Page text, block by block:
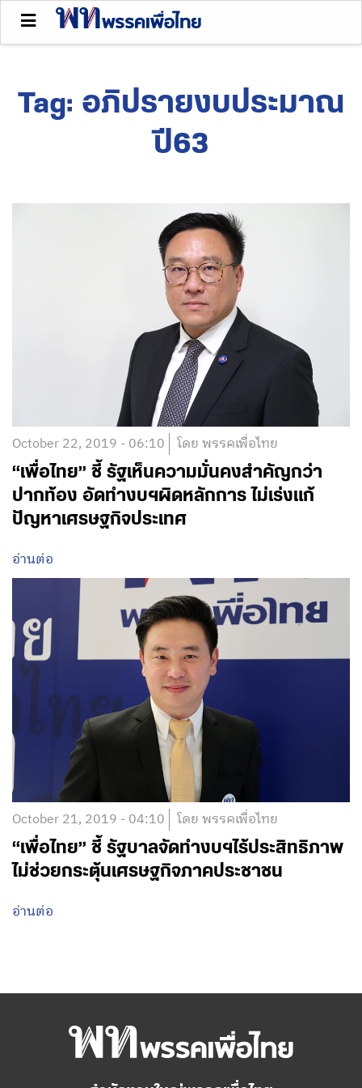
Tag: อภิปรายงบประมาณ
ปี63
October 22, 2019 - 06:10 โดย พรรคเพื่อไทย
“เพื่อไทย” ชี้ รัฐเห็นความมั่นคงสำคัญกว่า
ปากท้อง อัดทำงบฯผิดหลักการ ไม่เร่งแก้
ปัญหาเศรษฐกิจประเทศ
อ่านต่อ
October 21, 2019 - 04:10 โดย พรรคเพื่อไทย
“เพื่อไทย” ชี้ รัฐบาลจัดทำงบฯไร้ประสิทธิภาพ
ไม่ช่วยกระตุ้นเศรษฐกิจภาคประชาชน
อ่านต่อ